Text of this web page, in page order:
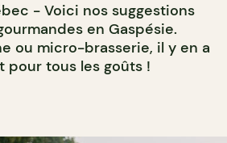
- Voici nos suggestions
en Gaspésie.
ou micro-brasserie, il y en a
pour tous les goûts !